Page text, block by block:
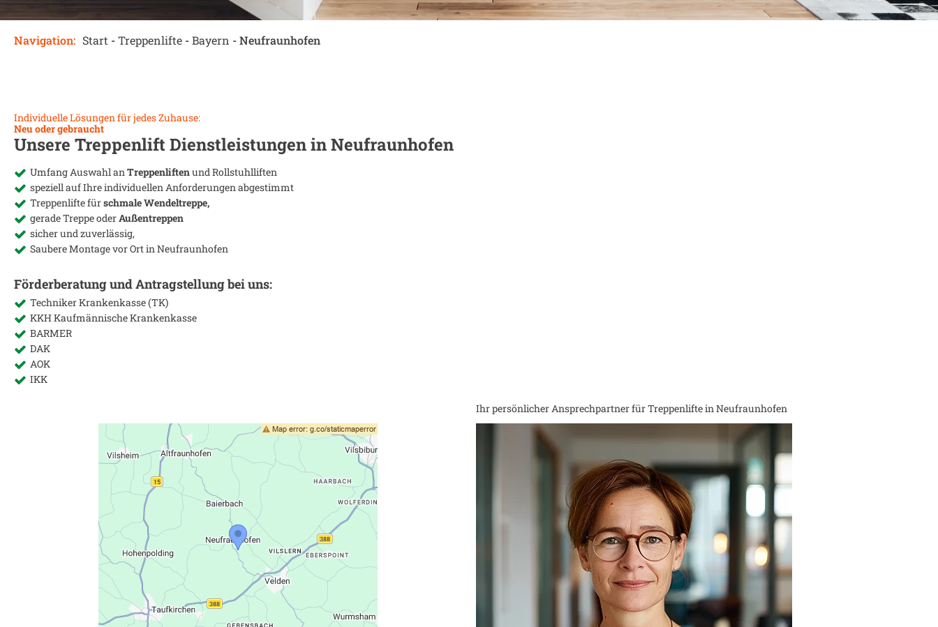
Navigation: Start -Treppenlifte -Bayern -Neufraunhofen
Individuelle Lösungen für jedes Zuhause:
Neu oder gebraucht
Unsere Treppenlift Dienstleistungen inNeufraunhofen
Umfang Auswahl an Treppenliftenund Rollstuhlliften
speziell auf Ihre individuellen Anforderungen abgestimmt
Treppenlifte fürschmale Wendeltreppe,
gerade Treppe oderAußentreppen
sicher und zuverlässig,
Saubere Montage vor Ort in Neufraunhofen
Förderberatung und Antragstellung bei uns:
Techniker Krankenkasse (TK)
KKH Kaufmännische Krankenkasse
BARMER
DAK
AOK
IKK
Ihr persönlicher Ansprechpartner für Treppenlifte in Neufraunhofen